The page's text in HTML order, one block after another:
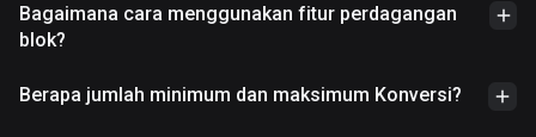
Bagaimana cara menggunakan fitur perdagangan
blok?
Berapa jumlah minimum dan maksimum Konversi?